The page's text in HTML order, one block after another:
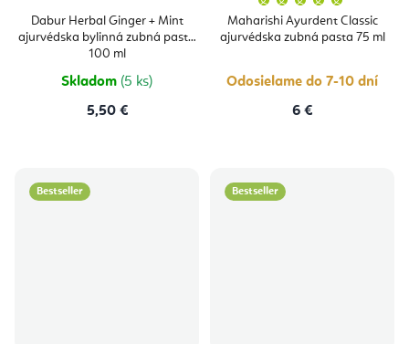
Dabur Herbal Ginger + Mint
ajurvédska bylinná zubná pasta
100 ml
Skladom (5 ks)
5,50 €
Maharishi Ayurdent Classic
ajurvédska zubná pasta 75 ml
produktu
je
5,0
Odosielame do 7-10 dní
6 €
Bestseller Bestseller